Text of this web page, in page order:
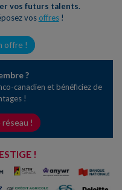
vos futurs talents.
vos offres !
offre !
?
canadien et bénéficiez de
!
!
!